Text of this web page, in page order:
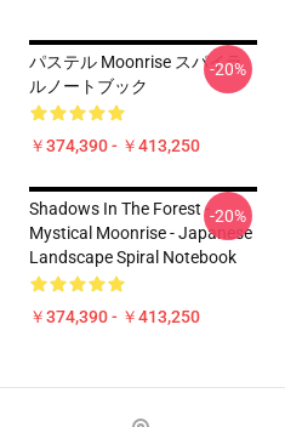
パステル Moonrise スパイラ
ルノートブック
￥374,390 - ￥413,250
-20%
Shadows In The Forest -
Mystical Moonrise - Japanese
Landscape Spiral Notebook
￥374,390 - ￥413,250
-20%